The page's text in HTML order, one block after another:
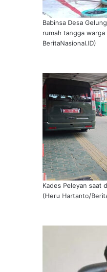
Babinsa Desa
rumah tangga
BeritaNasional.ID)
Kades Peleyan saat
(Heru Hartanto/